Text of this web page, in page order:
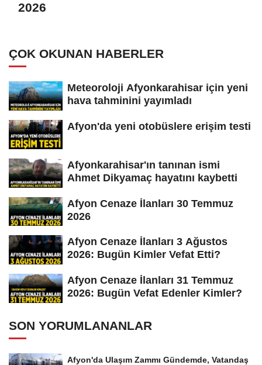
2026
ÇOK OKUNAN HABERLER
Meteoroloji Afyonkarahisar için yeni
hava tahminini yayımladı
Afyon'da yeni otobüslere erişim testi
Afyonkarahisar'ın tanınan ismi
Ahmet Dikyamaç hayatını kaybetti
Afyon Cenaze İlanları 30 Temmuz
2026
Afyon Cenaze İlanları 3 Ağustos
2026: Bugün Kimler Vefat Etti?
Afyon Cenaze İlanları 31 Temmuz
2026: Bugün Vefat Edenler Kimler?
SON YORUMLANANLAR
Afyon'da Ulaşım Zammı Gündemde, Vatandaş